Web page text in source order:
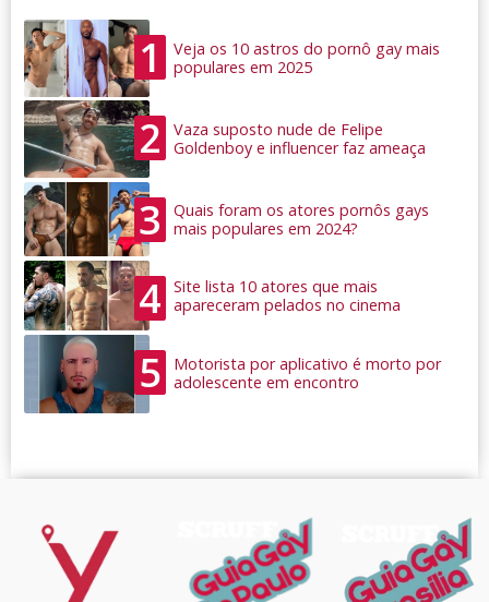
1
Veja os 10 astros do pornô gay mais
populares em 2025
2
Vaza suposto nude de Felipe
Goldenboy e influencer faz ameaça
3
Quais foram os atores pornôs gays
mais populares em 2024?
4
Site lista 10 atores que mais
apareceram pelados no cinema
5
Motorista por aplicativo é morto por
adolescente em encontro